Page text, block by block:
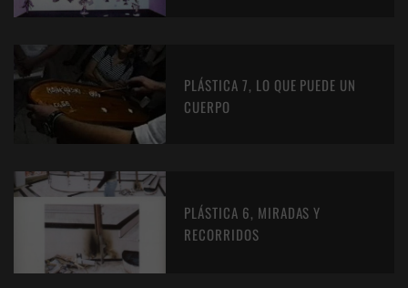
PLÁSTICA 7, LO QUE PUEDE UN
CUERPO
PLÁSTICA 6, MIRADAS Y
RECORRIDOS